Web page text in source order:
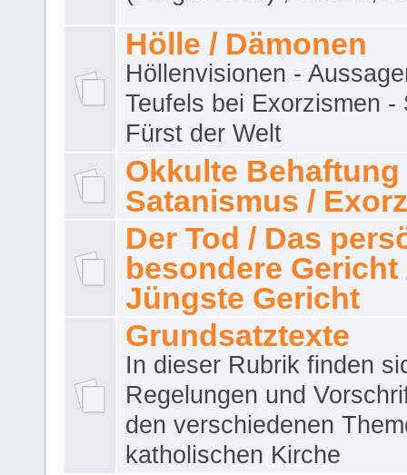
Hölle / Dämonen
Höllenvisionen -
Teufels bei Exorzismen -
Fürst der Welt
Okkulte Behaftung
Satanismus /
Der Tod / Das
besondere Gericht
Jüngste Gericht
Grundsatztexte
In dieser Rubrik finden
Regelungen und
den verschiedenen
katholischen Kirche